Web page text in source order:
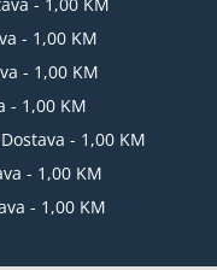
- 1,00 KM
- 1,00 KM
- 1,00 KM
- 1,00 KM
- 1,00 KM
- 1,00 KM